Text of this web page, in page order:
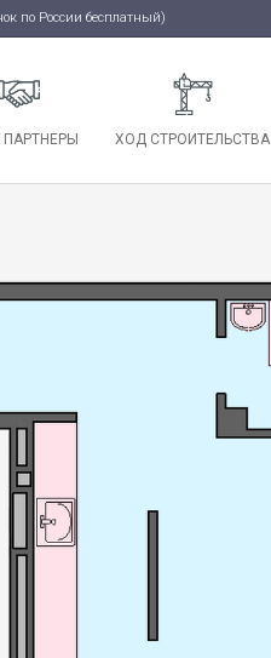
по России бесплатный)
ХОД СТРОИТЕЛЬСТВА